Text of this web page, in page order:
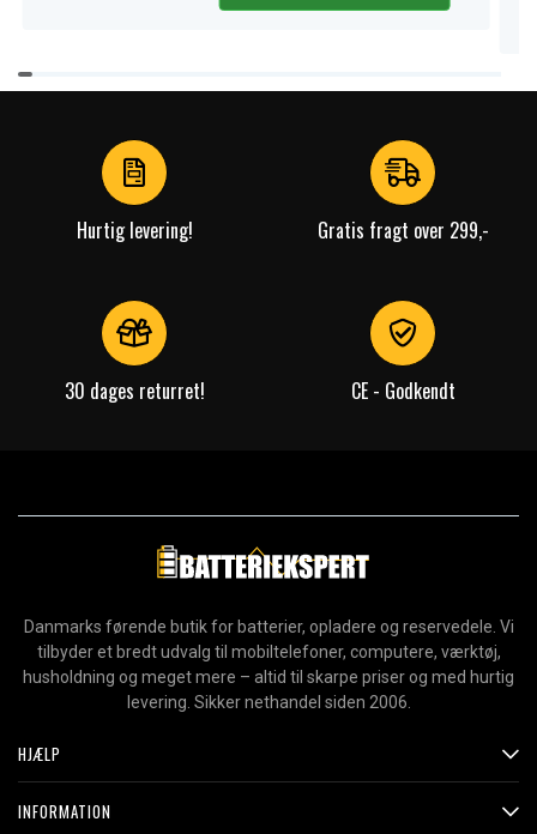
Item
1
Hurtig levering! Gratis fragt over 299,-
30 dages returret! CE - Godkendt
Danmarks førende butik for batterier, opladere og reservedele. Vi
tilbyder et bredt udvalg til mobiltelefoner, computere, værktøj,
husholdning og meget mere – altid til skarpe priser og med hurtig
levering. Sikker nethandel siden 2006.
HJÆLP
INFORMATION